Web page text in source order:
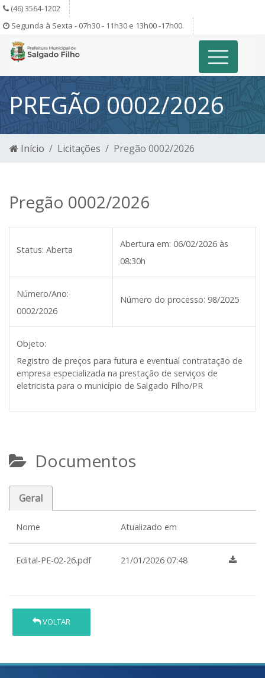
(46) 3564-1202
Segunda à Sexta - 07h30 - 11h30 e 13h00 -17h00.
PREGÃO 0002/2026
Início Licitações Pregão 0002/2026
Pregão 0002/2026
Status: Aberta
Abertura em: 06/02/2026 às
08:30h
Número/Ano:
0002/2026
Número do processo: 98/2025
Objeto:
Registro de preços para futura e eventual contratação de
empresa especializada na prestação de serviços de
eletricista para o município de Salgado Filho/PR
Documentos
Geral
Nome Atualizado em
Edital-PE-02-26.pdf 21/01/2026 07:48
VOLTAR